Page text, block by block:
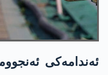
ئەندامەکی